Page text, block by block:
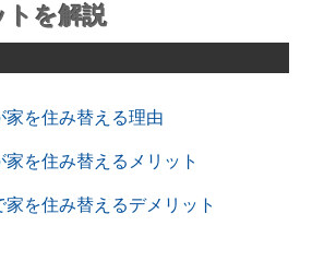
トを解説
を住み替える理由
を住み替えるメリット
を住み替えるデメリット